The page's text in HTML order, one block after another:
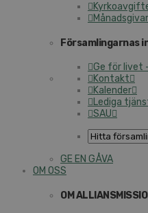
Församlingarnas
Ge för livet
Kontakt
Kalender
Lediga
SAU
GE EN GÅVA
OM OSS
OM